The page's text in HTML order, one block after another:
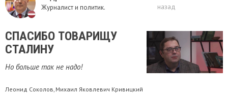
Журналист и политик. назад
СПАСИБО ТОВАРИЩУ
СТАЛИНУ
Но больше так не надо!
Леонид Соколов, Михаил Яковлевич Кривицкий